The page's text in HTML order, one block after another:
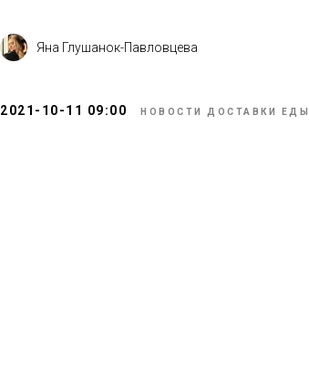
Яна Глушанок-Павловцева
2021-10-11 09:00 НОВОСТИ ДОСТАВКИ ЕДЫ